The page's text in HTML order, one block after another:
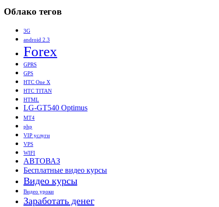
Облако тегов
3G
android 2.3
Forex
GPRS
GPS
HTC One X
HTC TITAN
HTML
LG-GT540 Optimus
MT4
php
VIP услуги
VPS
WIFI
АВТОВАЗ
Бесплатные видео курсы
Видео курсы
Видео уроки
Заработать денег